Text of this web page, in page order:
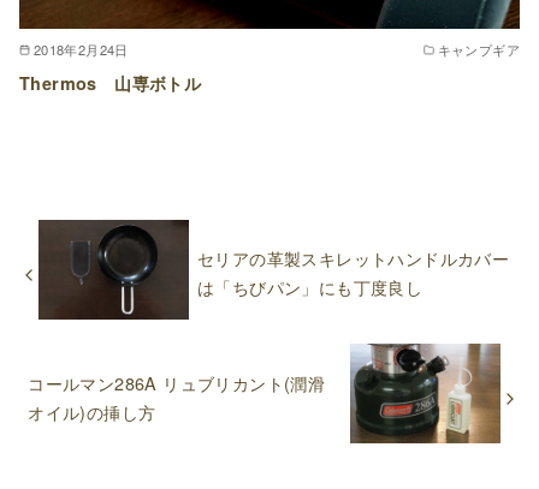
2018年2月24日 キャンプギア
Thermos 山専ボトル
セリアの革製スキレットハンドルカバー
は「ちびパン」にも丁度良し
コールマン286A リュブリカント(潤滑
オイル)の挿し方